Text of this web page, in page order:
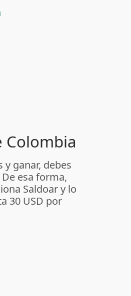
Colombia
ganar, debes
esa forma,
Saldoar y lo
30 USD por